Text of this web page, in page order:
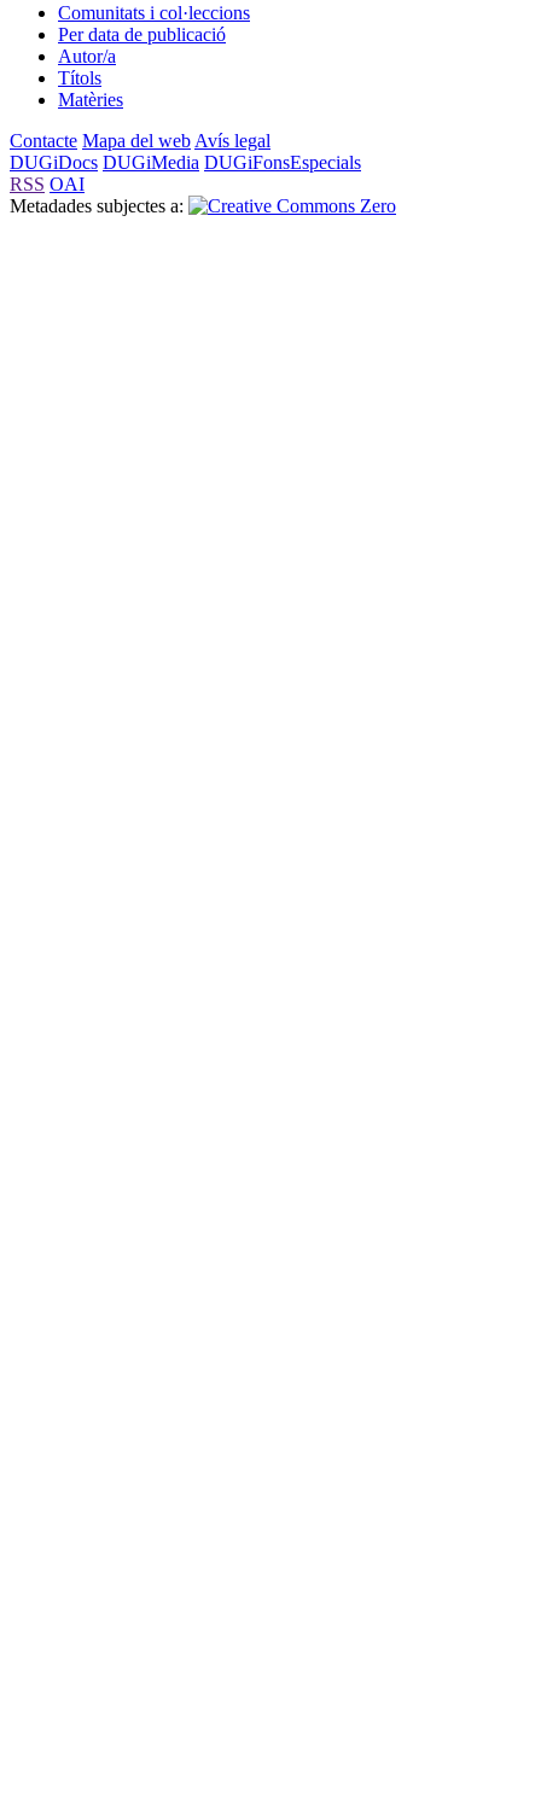
Comunitats i col·leccions
Per data de publicació
Autor/a
Títols
Matèries
Contacte Mapa del web Avís legal
DUGiDocs DUGiMedia DUGiFonsEspecials
RSS OAI
Metadades subjectes a: